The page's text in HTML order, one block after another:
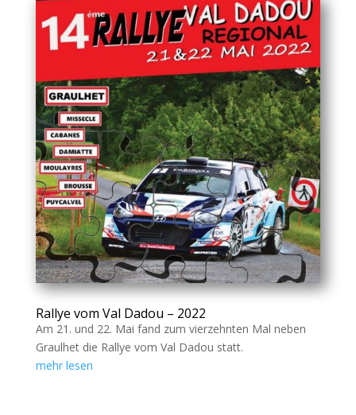
Rallye vom Val Dadou – 2022
Am 21. und 22. Mai fand zum vierzehnten Mal neben
Graulhet die Rallye vom Val Dadou statt.
mehr lesen